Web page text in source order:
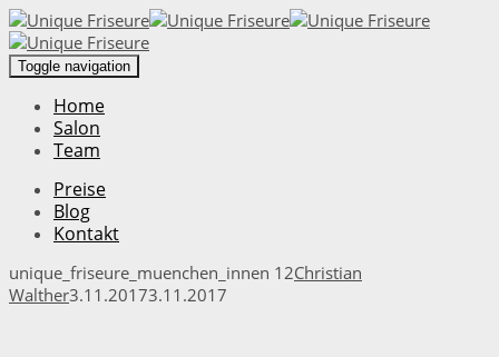
Toggle navigation
Home
Salon
Team
Preise
Blog
Kontakt
unique_friseure_muenchen_innen 12Christian
Walther3.11.20173.11.2017